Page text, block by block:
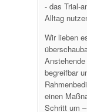
- das Trial-
Alltag
Wir lieben
begreifbar
einen
Schritt um